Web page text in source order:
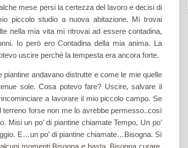
mese persi la certezza del lavoro e decisi di
piccolo studio a nuova abitazione. Mi trovai
nella mia vita mi ritrovai ad essere contadina,
Io però ero Contadina della mia anima. La
uscire perché la tempesta era ancora forte.
andavano distrutte e come le mie quelle
sole. Cosa potevo fare? Uscire, salvare il
a lavorare il mio piccolo campo. Se
forse non me lo avrebbe permesso..così
un po’ di piantine chiamate Tempo, Un po’
E…un po’ di piantine chiamate…Bisogna. Sì
momenti Bisogna e basta. Bisogna curare,